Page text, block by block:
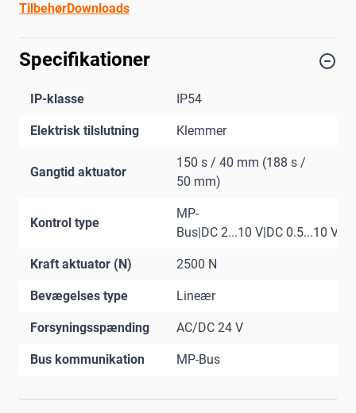
TilbehørDownloads
Specifikationer
IP-klasse IP54
Elektrisk tilslutning Klemmer
Gangtid aktuator
150 s / 40 mm (188 s /
50 mm)
Kontrol type
MP-
Bus|DC 2...10 V|DC 0.5...10 V
Kraft aktuator (N) 2500 N
Bevægelses type Lineær
Forsyningsspænding AC/DC 24 V
Bus kommunikation MP-Bus